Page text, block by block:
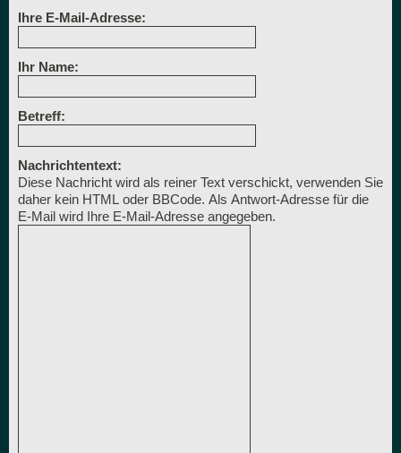
Ihre E-Mail-Adresse:
Ihr Name:
Betreff:
Nachrichtentext:
Diese Nachricht wird als reiner Text verschickt, verwenden Sie
daher kein HTML oder BBCode. Als Antwort-Adresse für die
E-Mail wird Ihre E-Mail-Adresse angegeben.